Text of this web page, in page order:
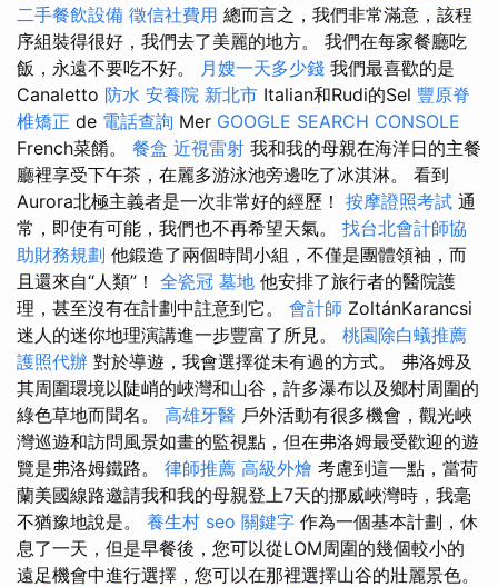
二手餐飲設備 徵信社費用 總而言之，我們非常滿意，該程
序組裝得很好，我們去了美麗的地方。 我們在每家餐廳吃
飯，永遠不要吃不好。 月嫂一天多少錢 我們最喜歡的是
Canaletto 防水 安養院 新北市 Italian和Rudi的Sel 豐原脊
椎矯正 de 電話查詢 Mer GOOGLE SEARCH CONSOLE
French菜餚。 餐盒 近視雷射 我和我的母親在海洋日的主餐
廳裡享受下午茶，在麗多游泳池旁邊吃了冰淇淋。 看到
Aurora北極主義者是一次非常好的經歷！ 按摩證照考試 通
常，即使有可能，我們也不再希望天氣。 找台北會計師協
助財務規劃 他鍛造了兩個時間小組，不僅是團體領袖，而
且還來自“人類”！ 全瓷冠 墓地 他安排了旅行者的醫院護
理，甚至沒有在計劃中註意到它。 會計師 ZoltánKarancsi
迷人的迷你地理演講進一步豐富了所見。 桃園除白蟻推薦
護照代辦 對於導遊，我會選擇從未有過的方式。 弗洛姆及
其周圍環境以陡峭的峽灣和山谷，許多瀑布以及鄉村周圍的
綠色草地而聞名。 高雄牙醫 戶外活動有很多機會，觀光峽
灣巡遊和訪問風景如畫的監視點，但在弗洛姆最受歡迎的遊
覽是弗洛姆鐵路。 律師推薦 高級外燴 考慮到這一點，當荷
蘭美國線路邀請我和我的母親登上7天的挪威峽灣時，我毫
不猶豫地說是。 養生村 seo 關鍵字 作為一個基本計劃，休
息了一天，但是早餐後，您可以從LOM周圍的幾個較小的
遠足機會中進行選擇，您可以在那裡選擇山谷的壯麗景色。